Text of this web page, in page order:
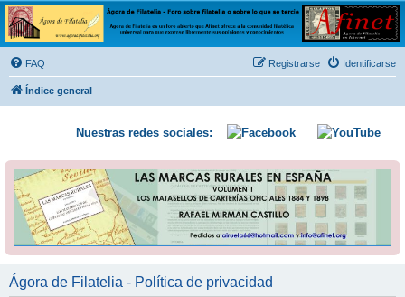
Ágora de Filatelia
Foro sobre filatelia o sobre lo que se tercie. Ágora de Filatelia es un foro abierto que Afinet
ofrece a la comunidad filatélica universal para que exprese libremente sus opiniones y
conocimientos
FAQ Identificarse
Registrarse
Índice general
Nuestras redes sociales:
Ágora de Filatelia - Política de privacidad